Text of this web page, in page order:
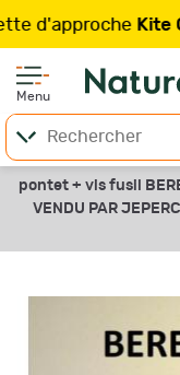
Kite
Menu
pontet + vis fusil
VENDU PAR